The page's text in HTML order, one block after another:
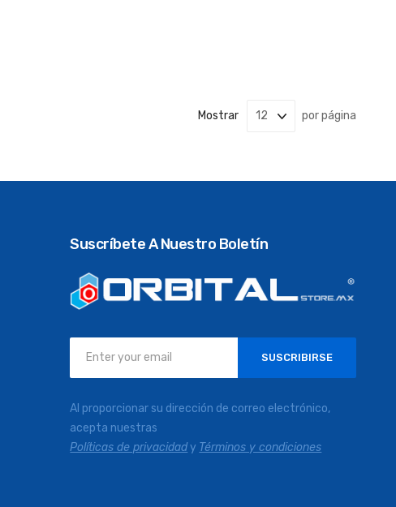
Mostrar por página
Suscríbete A Nuestro Boletín
boletín
de
noticias:
SUSCRIBIRSE
Al proporcionar su dirección de correo electrónico,
acepta nuestras
Políticas de privacidady Términos y condiciones